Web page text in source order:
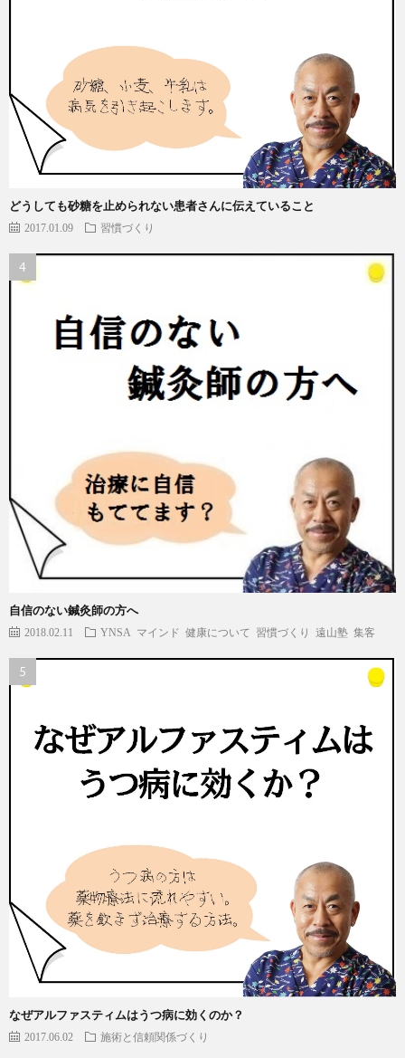
どうしても砂糖を止められない患者さんに伝えていること
2017.01.09 習慣づくり
自信のない鍼灸師の方へ
2018.02.11 YNSA マインド 健康について 習慣づくり 遠山塾 集客
なぜアルファスティムはうつ病に効くのか？
2017.06.02 施術と信頼関係づくり